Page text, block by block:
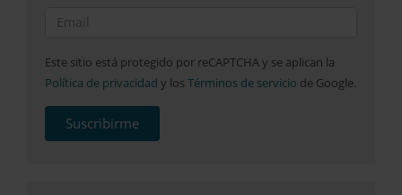
Este sitio está protegido por reCAPTCHA y se aplican la
Política de privacidad y los Términos de servicio de Google.
Suscribirme